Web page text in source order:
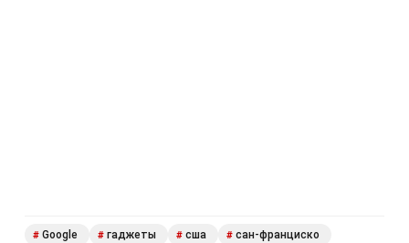
# Google # гаджеты # сша # сан-франциско